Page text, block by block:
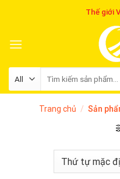
Thế giới
Trang chủ / Sản